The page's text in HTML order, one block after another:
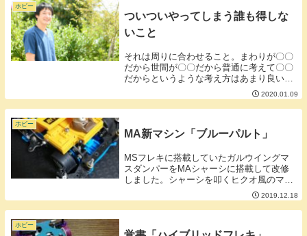
ホビー
ついついやってしまう誰も得しな
いこと
それは周りに合わせること。まわりが〇〇
だから世間が〇〇だから普通に考えて〇〇
だからというような考え方はあまり良い結
果を産まないことが多いです。自分独自の
自分のスタイルを貫いたほうが自分の考え
も分析できるし軸のブレも起こりにくいで
2020.01.09
ホビー
MA新マシン「ブルーパルト」
MSフレキに搭載していたガルウイングマ
スダンパーをMAシャーシに搭載して改修
しました。シャーシを叩くヒクオ風のマス
ダンが動くの2回のインパクトで制震効果
が上がればいいなぁと。マスダンと連動し
てスラストが入る仕様です。東京遠征で田
2019.12.18
ホビー